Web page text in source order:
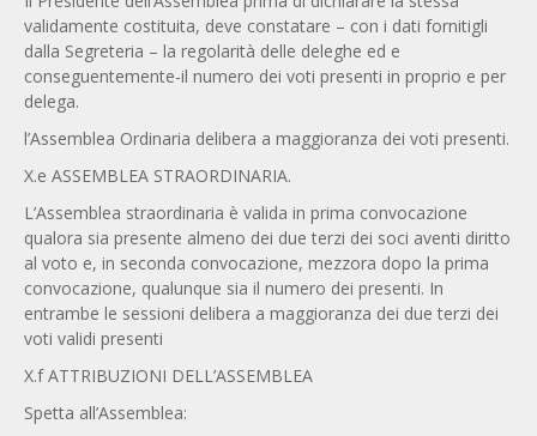
validamente costituita, deve constatare – con i dati fornitigli
dalla Segreteria – la regolarità delle deleghe ed e
conseguentemente-il numero dei voti presenti in proprio e per
delega.
l’Assemblea Ordinaria delibera a maggioranza dei voti presenti.
X.e ASSEMBLEA STRAORDINARIA.
L’Assemblea straordinaria è valida in prima convocazione
qualora sia presente almeno dei due terzi dei soci aventi diritto
al voto e, in seconda convocazione, mezzora dopo la prima
convocazione, qualunque sia il numero dei presenti. In
entrambe le sessioni delibera a maggioranza dei due terzi dei
voti validi presenti
X.f ATTRIBUZIONI DELL’ASSEMBLEA
Spetta all’Assemblea: